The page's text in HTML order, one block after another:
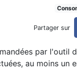
est en
Partager sur
par l'outil
au moins un